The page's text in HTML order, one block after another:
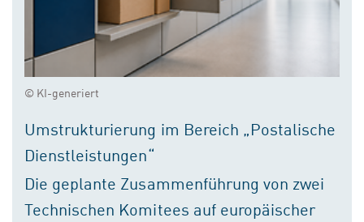
© KI-generiert
Umstrukturierung im Bereich „Postalische
Dienstleistungen“
Die geplante Zusammenführung von zwei
Technischen Komitees auf europäischer